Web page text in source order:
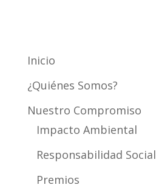
Inicio
¿Quiénes Somos?
Nuestro Compromiso
Impacto Ambiental
Responsabilidad Social
Premios